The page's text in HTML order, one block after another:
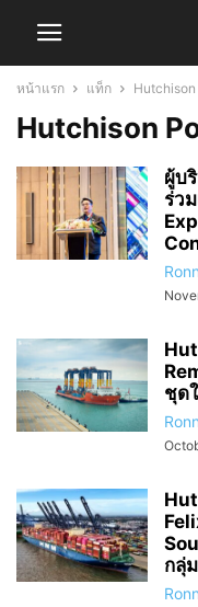
หน้าแรก แท็ก
Hutchison
ผู้บ
ร่ว
ชุด
กลุ่